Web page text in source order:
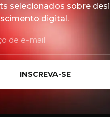
selecionados sobre
digital.
INSCREVA-SE